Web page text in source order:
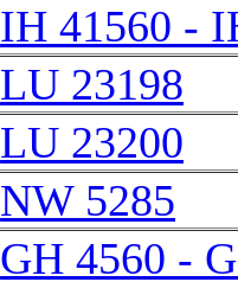
IH 41560 -
LU 23198
LU 23200
NW 5285
GH 4560 -